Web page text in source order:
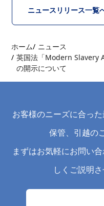
ニュースリリース一覧
ホーム ニュース
英国法「Modern Slavery
の開示について
お客様のニーズに合っ
保管、引越の
まずはお気軽にお問い
しくご説明